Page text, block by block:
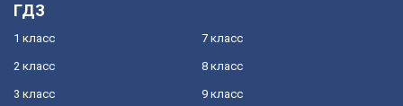
ГДЗ
1 класс
2 класс
3 класс
7 класс
8 класс
9 класс